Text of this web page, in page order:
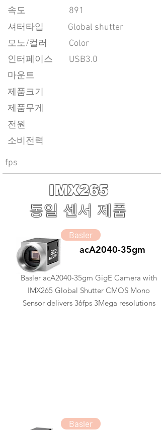
속도
891
​셔터타입
Global shutter
모노/컬러
Color
인터페이스
USB3.0
마운트
제품크기
제품무게
전원
소비전력
fps
IMX265
동일 센서 제품
Basler
acA2040-35gm
Basler acA2040-35gm GigE Camera with
IMX265 Global Shutter CMOS Mono
Sensor delivers 36fps 3Mega resolutions
Basler